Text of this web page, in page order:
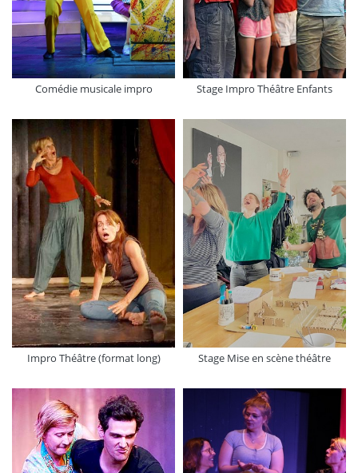
Comédie musicale impro Stage Impro Théâtre Enfants
Impro Théâtre (format long) Stage Mise en scène théâtre